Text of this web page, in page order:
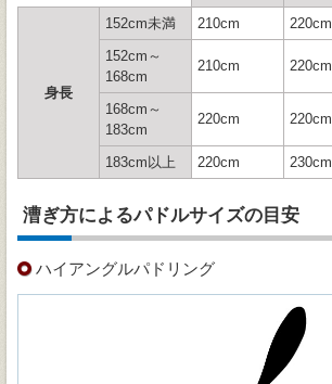
身長
152cm未満 210cm 220cm
152cm～
168cm
210cm 220cm
168cm～
183cm
220cm 220cm
183cm以上 220cm 230cm
漕ぎ方によるパドルサイズの目安
ハイアングルパドリング